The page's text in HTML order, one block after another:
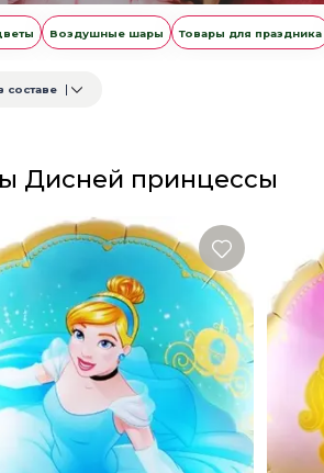
Воздушные шары Товары для праздника
составе
Дисней принцессы